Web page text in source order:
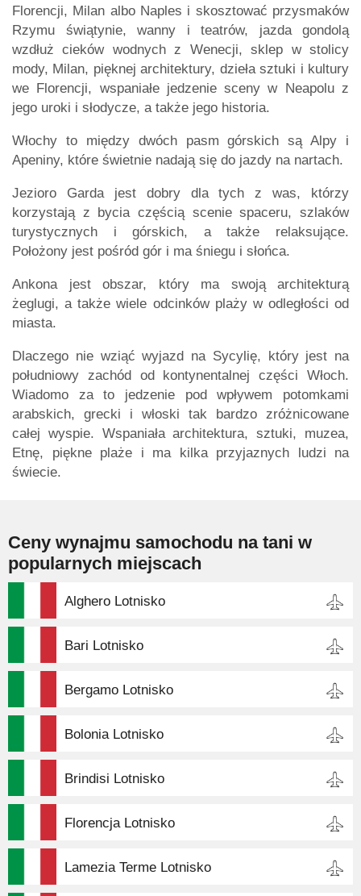
Florencji, Milan albo Naples i skosztować przysmaków
Rzymu świątynie, wanny i teatrów, jazda gondolą
wzdłuż cieków wodnych z Wenecji, sklep w stolicy
mody, Milan, pięknej architektury, dzieła sztuki i kultury
we Florencji, wspaniałe jedzenie sceny w Neapolu z
jego uroki i słodycze, a także jego historia.
Włochy to między dwóch pasm górskich są Alpy i
Apeniny, które świetnie nadają się do jazdy na nartach.
Jezioro Garda jest dobry dla tych z was, którzy
korzystają z bycia częścią scenie spaceru, szlaków
turystycznych i górskich, a także relaksujące.
Położony jest pośród gór i ma śniegu i słońca.
Ankona jest obszar, który ma swoją architekturą
żeglugi, a także wiele odcinków plaży w odległości od
miasta.
Dlaczego nie wziąć wyjazd na Sycylię, który jest na
południowy zachód od kontynentalnej części Włoch.
Wiadomo za to jedzenie pod wpływem potomkami
arabskich, grecki i włoski tak bardzo zróżnicowane
całej wyspie. Wspaniała architektura, sztuki, muzea,
Etnę, piękne plaże i ma kilka przyjaznych ludzi na
świecie.
Ceny wynajmu samochodu na tani w
popularnych miejscach
Alghero Lotnisko
Bari Lotnisko
Bergamo Lotnisko
Bolonia Lotnisko
Brindisi Lotnisko
Florencja Lotnisko
Lamezia Terme Lotnisko